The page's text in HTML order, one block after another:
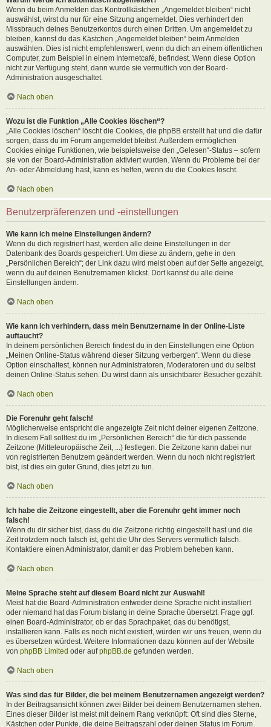
Wenn du beim Anmelden das Kontrollkästchen „Angemeldet bleiben“ nicht
auswählst, wirst du nur für eine Sitzung angemeldet. Dies verhindert den
Missbrauch deines Benutzerkontos durch einen Dritten. Um angemeldet zu
bleiben, kannst du das Kästchen „Angemeldet bleiben“ beim Anmelden
auswählen. Dies ist nicht empfehlenswert, wenn du dich an einem öffentlichen
Computer, zum Beispiel in einem Internetcafé, befindest. Wenn diese Option
nicht zur Verfügung steht, dann wurde sie vermutlich von der Board-
Administration ausgeschaltet.
Nach oben
Wozu ist die Funktion „Alle Cookies löschen“?
„Alle Cookies löschen“ löscht die Cookies, die phpBB erstellt hat und die dafür
sorgen, dass du im Forum angemeldet bleibst. Außerdem ermöglichen
Cookies einige Funktionen, wie beispielsweise den „Gelesen“-Status – sofern
sie von der Board-Administration aktiviert wurden. Wenn du Probleme bei der
An- oder Abmeldung hast, kann es helfen, wenn du die Cookies löscht.
Nach oben
Benutzerpräferenzen und -einstellungen
Wie kann ich meine Einstellungen ändern?
Wenn du dich registriert hast, werden alle deine Einstellungen in der
Datenbank des Boards gespeichert. Um diese zu ändern, gehe in den
„Persönlichen Bereich“; der Link dazu wird meist oben auf der Seite angezeigt,
wenn du auf deinen Benutzernamen klickst. Dort kannst du alle deine
Einstellungen ändern.
Nach oben
Wie kann ich verhindern, dass mein Benutzername in der Online-Liste
auftaucht?
In deinem persönlichen Bereich findest du in den Einstellungen eine Option
„Meinen Online-Status während dieser Sitzung verbergen“. Wenn du diese
Option einschaltest, können nur Administratoren, Moderatoren und du selbst
deinen Online-Status sehen. Du wirst dann als unsichtbarer Besucher gezählt.
Nach oben
Die Forenuhr geht falsch!
Möglicherweise entspricht die angezeigte Zeit nicht deiner eigenen Zeitzone.
In diesem Fall solltest du im „Persönlichen Bereich“ die für dich passende
Zeitzone (Mitteleuropäische Zeit, ...) festlegen. Die Zeitzone kann dabei nur
von registrierten Benutzern geändert werden. Wenn du noch nicht registriert
bist, ist dies ein guter Grund, dies jetzt zu tun.
Nach oben
Ich habe die Zeitzone eingestellt, aber die Forenuhr geht immer noch
falsch!
Wenn du dir sicher bist, dass du die Zeitzone richtig eingestellt hast und die
Zeit trotzdem noch falsch ist, geht die Uhr des Servers vermutlich falsch.
Kontaktiere einen Administrator, damit er das Problem beheben kann.
Nach oben
Meine Sprache steht auf diesem Board nicht zur Auswahl!
Meist hat die Board-Administration entweder deine Sprache nicht installiert
oder niemand hat das Forum bislang in deine Sprache übersetzt. Frage ggf.
einen Board-Administrator, ob er das Sprachpaket, das du benötigst,
installieren kann. Falls es noch nicht existiert, würden wir uns freuen, wenn du
es übersetzen würdest. Weitere Informationen dazu können auf der Website
von phpBB Limited oder aufphpBB.de gefunden werden.
Nach oben
Was sind das für Bilder, die bei meinem Benutzernamen angezeigt werden?
In der Beitragsansicht können zwei Bilder bei deinem Benutzernamen stehen.
Eines dieser Bilder ist meist mit deinem Rang verknüpft: Oft sind dies Sterne,
Kästchen oder Punkte, die deine Beitragszahl oder deinen Status im Forum